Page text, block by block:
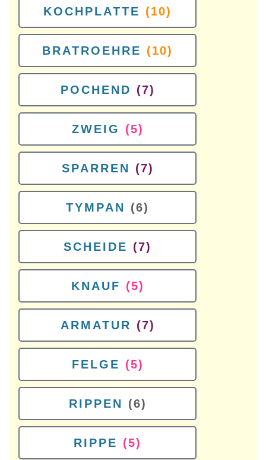
KOCHPLATTE (10)
BRATROEHRE (10)
POCHEND (7)
ZWEIG (5)
SPARREN (7)
TYMPAN (6)
SCHEIDE (7)
KNAUF (5)
ARMATUR (7)
FELGE (5)
RIPPEN (6)
RIPPE (5)